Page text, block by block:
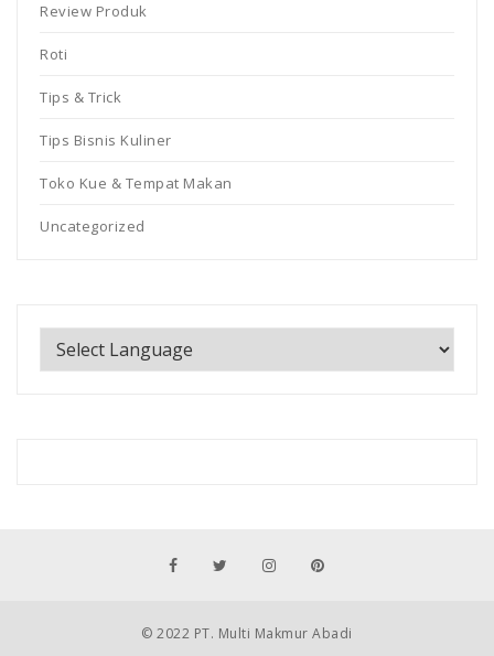
Review Produk
Roti
Tips & Trick
Tips Bisnis Kuliner
Toko Kue & Tempat Makan
Uncategorized
© 2022 PT. Multi Makmur Abadi